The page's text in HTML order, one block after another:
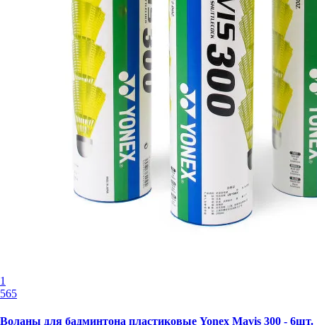
1
565
Воланы для бадминтона пластиковые Yonex Mavis 300 - 6шт.